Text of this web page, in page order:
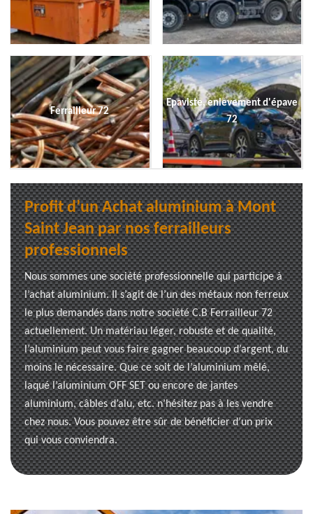
Ferrailleur 72
Epaviste, enlevement d'épave
72
Profit d’un Achat aluminium à Mont
Saint Jean par nos ferrailleurs
professionnels
Nous sommes une société professionnelle qui participe à
l’achat aluminium. Il s’agit de l’un des métaux non ferreux
le plus demandés dans notre société C.B Ferrailleur 72
actuellement. Un matériau léger, robuste et de qualité,
l’aluminium peut vous faire gagner beaucoup d’argent, du
moins le nécessaire. Que ce soit de l’aluminium mêlé,
laqué l’aluminium OFF SET ou encore de jantes
aluminium, câbles d’alu, etc. n’hésitez pas à les vendre
chez nous. Vous pouvez être sûr de bénéficier d’un prix
qui vous conviendra.